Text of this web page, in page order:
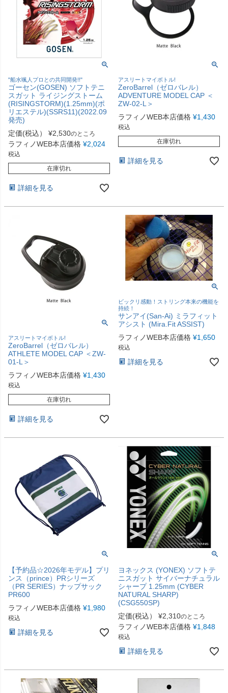
"船水颯人プロとの共同開発!!"
ゴーセン(GOSEN) ソフトテニ
スガット ライジングストーム
(RISINGSTORM)(1.25mm)(ポ
リエステル)(SSRS11)(2022.09
発売)
定価(税込）
¥2,530のところ
ラフィノWEB本店価格 ¥2,024
税込
在庫切れ
詳細を見る
アスリートマイボトル!
ZeroBarrel（ゼロバレル）
ADVENTURE MODEL CAP ＜
ZW-02-L＞
ラフィノWEB本店価格 ¥1,430
税込
在庫切れ
詳細を見る
アスリートマイボトル!
ZeroBarrel（ゼロバレル）
ATHLETE MODEL CAP ＜ZW-
01-L＞
ラフィノWEB本店価格 ¥1,430
税込
在庫切れ
詳細を見る
ビックリ感動！ストリング本来の機能を
持続！
サンアイ(San-Ai) ミラフィット
アシスト (Mira.Fit ASSIST)
ラフィノWEB本店価格 ¥1,650
税込
詳細を見る
【予約品☆2026年モデル】プリ
ンス（prince）PRシリーズ
（PR SERIES）ナップサック
PR600
ラフィノWEB本店価格 ¥1,980
税込
詳細を見る
ヨネックス (YONEX) ソフトテ
ニスガット サイバーナチュラル
シャープ 1.25mm (CYBER
NATURAL SHARP)
(CSG550SP)
定価(税込）
¥2,310のところ
ラフィノWEB本店価格 ¥1,848
税込
詳細を見る